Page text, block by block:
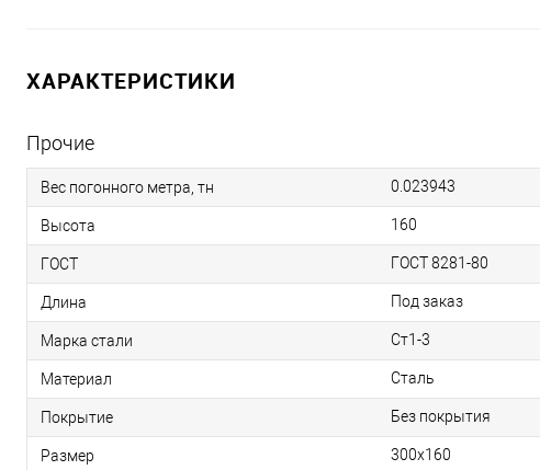
ХАРАКТЕРИСТИКИ
Прочие
Вес погонного метра, тн 0.023943
Высота 160
ГОСТ ГОСТ 8281-80
Длина Под заказ
Марка стали Ст1-3
Материал Сталь
Покрытие Без покрытия
Размер 300х160